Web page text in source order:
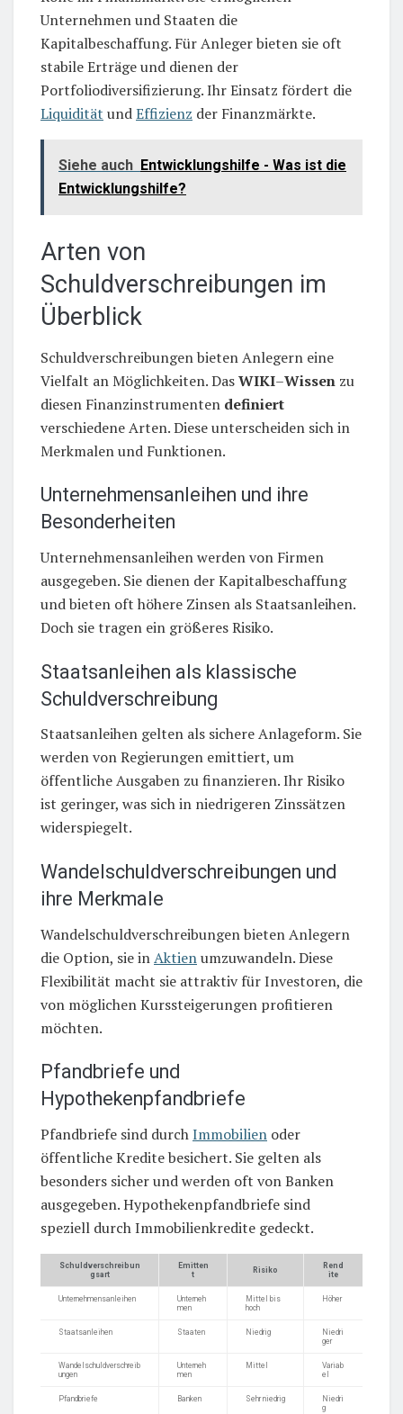
Unternehmen und Staaten die
Kapitalbeschaffung. Für Anleger bieten sie oft
stabile Erträge und dienen der
Portfoliodiversifizierung. Ihr Einsatz fördert die
Liquidität undEffizienz der Finanzmärkte.
Siehe auch Entwicklungshilfe - Was ist die
Entwicklungshilfe?
Arten von
Schuldverschreibungen im
Überblick
Schuldverschreibungen bieten Anlegern eine
Vielfalt an Möglichkeiten. DasWIKI–Wissen zu
diesen Finanzinstrumenten definiert
verschiedene Arten. Diese unterscheiden sich in
Merkmalen und Funktionen.
Unternehmensanleihen und ihre
Besonderheiten
Unternehmensanleihen werden von Firmen
ausgegeben. Sie dienen der Kapitalbeschaffung
und bieten oft höhere Zinsen als Staatsanleihen.
Doch sie tragen ein größeres Risiko.
Staatsanleihen als klassische
Schuldverschreibung
Staatsanleihen gelten als sichere Anlageform. Sie
werden von Regierungen emittiert, um
öffentliche Ausgaben zu finanzieren. Ihr Risiko
ist geringer, was sich in niedrigeren Zinssätzen
widerspiegelt.
Wandelschuldverschreibungen und
ihre Merkmale
Wandelschuldverschreibungen bieten Anlegern
die Option, sie inAktienumzuwandeln. Diese
Flexibilität macht sie attraktiv für Investoren, die
von möglichen Kurssteigerungen profitieren
möchten.
Pfandbriefe und
Hypothekenpfandbriefe
Pfandbriefe sind durchImmobilien oder
öffentliche Kredite besichert. Sie gelten als
besonders sicher und werden oft von Banken
ausgegeben. Hypothekenpfandbriefe sind
speziell durch Immobilienkredite gedeckt.
Schuldverschreibun
gsart
Emitten
t
Risiko
Rend
ite
Unternehmensanleihen
Unterneh
men
Mittel bis
hoch
Höher
Staatsanleihen Staaten Niedrig
Niedri
ger
Wandelschuldverschreib
ungen
Unterneh
men
Mittel
Variab
el
Pfandbriefe Banken Sehr niedrig
Niedri
g